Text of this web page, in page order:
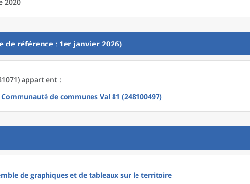
2020
référence : 1er janvier 2026)
appartient :
Communauté de communes Val 81 (248100497)
de graphiques et de tableaux sur le territoire